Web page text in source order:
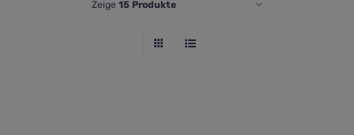
Zeige 15 Produkte